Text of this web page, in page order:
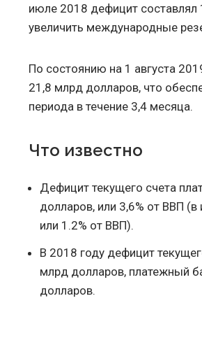
июле 2018 дефицит составлял
увеличить международные
По состоянию на 1 августа
21,8 млрд долларов, что
периода в течение 3,4 месяца.
Что известно
Дефицит текущего счета
долларов, или 3,6% от ВВП
или 1.2% от ВВП).
В 2018 году дефицит
млрд долларов, платежный
долларов.